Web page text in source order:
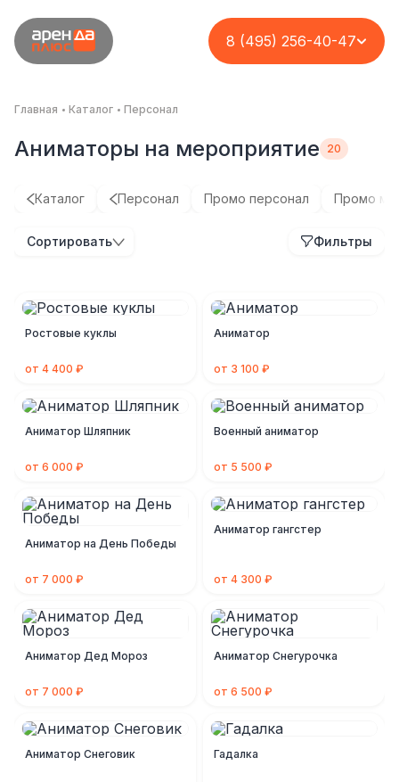
8 (495) 256-40-47
Главная Каталог Персонал
Аниматоры на мероприятие
Каталог Персонал Промо персонал Промо
Сортировать Фильтры
Ростовые куклы
от 4 400 ₽
Аниматор
от 3 100 ₽
Аниматор Шляпник
от 6 000 ₽
Военный аниматор
от 5 500 ₽
Аниматор на День Победы
от 7 000 ₽
Аниматор гангстер
от 4 300 ₽
Аниматор Дед Мороз
от 7 000 ₽
Аниматор Снегурочка
от 6 500 ₽
Аниматор Снеговик Гадалка